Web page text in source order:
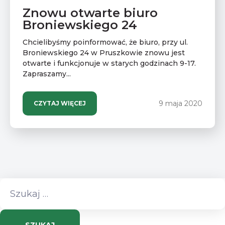
Znowu otwarte biuro
Broniewskiego 24
Chcielibyśmy poinformować, że biuro, przy ul.
Broniewskiego 24 w Pruszkowie znowu jest
otwarte i funkcjonuje w starych godzinach 9-17.
Zapraszamy...
CZYTAJ WIĘCEJ 9 maja 2020